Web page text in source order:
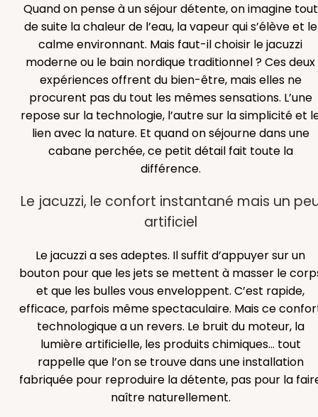
Quand on pense à un séjour détente, on imagine tout
de suite la chaleur de l’eau, la vapeur qui s’élève et le
calme environnant. Mais faut-il choisir le jacuzzi
moderne ou le bain nordique traditionnel ? Ces deux
expériences offrent du bien-être, mais elles ne
procurent pas du tout les mêmes sensations. L’une
repose sur la technologie, l’autre sur la simplicité et
lien avec la nature. Et quand on séjourne dans une
cabane perchée, ce petit détail fait toute la
différence.
Le jacuzzi, le confort instantané mais un
artificiel
Le jacuzzi a ses adeptes. Il suffit d’appuyer sur un
bouton pour que les jets se mettent à masser le
et que les bulles vous enveloppent. C’est rapide,
efficace, parfois même spectaculaire. Mais ce
technologique a un revers. Le bruit du moteur, la
lumière artificielle, les produits chimiques… tout
rappelle que l’on se trouve dans une installation
fabriquée pour reproduire la détente, pas pour la
naître naturellement.